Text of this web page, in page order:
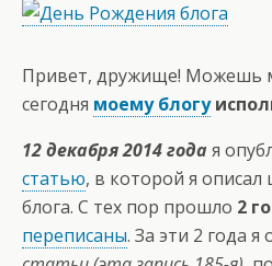
Привет, дружище! Можешь
сегодня моему блогу
12 декабря 2014 года я
статью, в которой я описал
блога. С тех пор прошло 2
переписаны. За эти 2 года я